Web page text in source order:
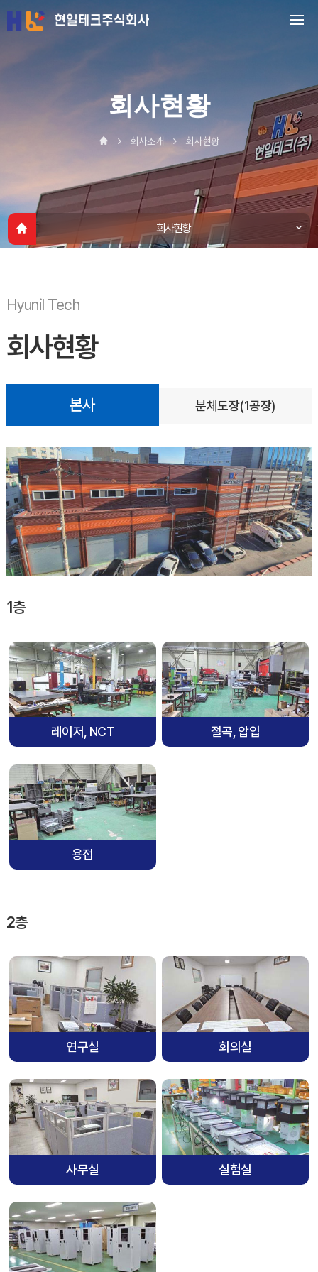
회사현황
회사소개 회사현황
회사현황
찾아오시는 길
Hyunil Tech
회사현황
본사 분체도장(1공장)
1층
레이저, NCT 절곡, 압입
용접
2층
연구실 회의실
사무실 실험실